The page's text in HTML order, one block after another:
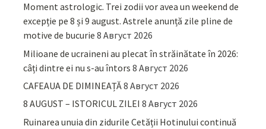
Moment astrologic. Trei zodii vor avea un weekend de
excepție pe 8 și 9 august. Astrele anunță zile pline de
motive de bucurie 8 Август 2026
Milioane de ucraineni au plecat în străinătate în 2026:
câți dintre ei nu s-au întors 8 Август 2026
CAFEAUA DE DIMINEAȚĂ8 Август 2026
8 AUGUST – ISTORICUL ZILEI 8 Август 2026
Ruinarea unuia din zidurile Cetății Hotinului continuă